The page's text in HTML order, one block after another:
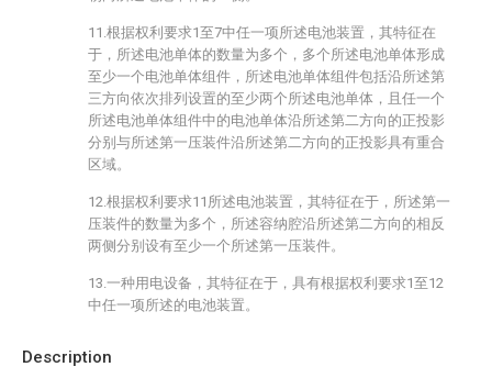
Description
11.根据权利要求1至7中任一项所述电池装置，其特征在
于，所述电池单体的数量为多个，多个所述电池单体形成
至少一个电池单体组件，所述电池单体组件包括沿所述第
三方向依次排列设置的至少两个所述电池单体，且任一个
所述电池单体组件中的电池单体沿所述第二方向的正投影
分别与所述第一压装件沿所述第二方向的正投影具有重合
区域。
12.根据权利要求11所述电池装置，其特征在于，所述第一
压装件的数量为多个，所述容纳腔沿所述第二方向的相反
两侧分别设有至少一个所述第一压装件。
13.一种用电设备，其特征在于，具有根据权利要求1至12
中任一项所述的电池装置。